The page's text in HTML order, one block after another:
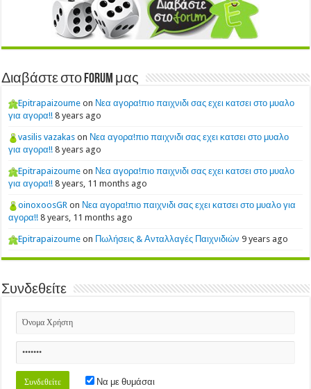
Διαβάστε στο Forum μας
Epitrapaizoume on Νεα αγορα!πιο παιχνιδι σας εχει κατσει στο μυαλο
για αγορα!! 8 years ago
vasilis vazakas on Νεα αγορα!πιο παιχνιδι σας εχει κατσει στο μυαλο
για αγορα!! 8 years ago
Epitrapaizoume on Νεα αγορα!πιο παιχνιδι σας εχει κατσει στο μυαλο
για αγορα!! 8 years, 11 months ago
oinoxoosGR on Νεα αγορα!πιο παιχνιδι σας εχει κατσει στο μυαλο για
αγορα!! 8 years, 11 months ago
Epitrapaizoume on Πωλήσεις & Ανταλλαγές Παιχνιδιών 9 years ago
Συνδεθείτε
Να με θυμάσαι